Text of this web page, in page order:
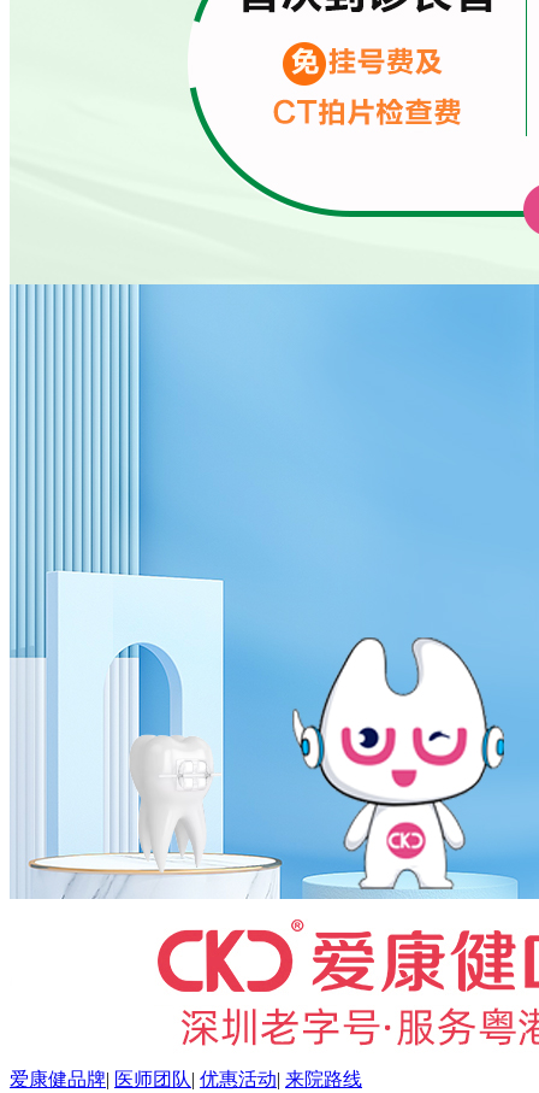
爱康健品牌| 医师团队| 优惠活动| 来院路线